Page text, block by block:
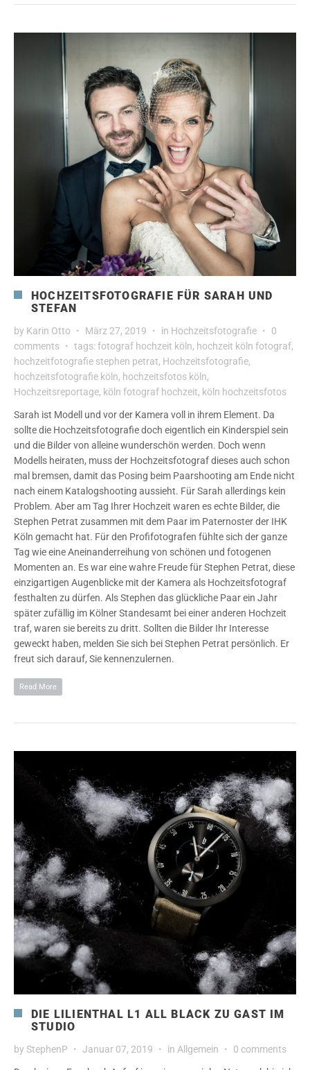
HOCHZEITSFOTOGRAFIE FÜR SARAH UND
STEFAN
by Karin Otto März 27, 2019 in Hochzeitsfotografie
0
comments
tags:fotograf hochzeit köln, hochzeit köln fotograf,
hochzeitfotografie stephen petrat, Hochzeitsfotografie,
hochzeitsfotografie köln, hochzeitsfotos köln,
Hochzeitsreportage, köln fotograf hochzeit, köln hochzeitsfotos
Sarah ist Modell und vor der Kamera voll in ihrem Element. Da
sollte die Hochzeitsfotografie doch eigentlich ein Kinderspiel sein
und die Bilder von alleine wunderschön werden. Doch wenn
Modells heiraten, muss der Hochzeitsfotograf dieses auch schon
mal bremsen, damit das Posing beim Paarshooting am Ende nicht
nach einem Katalogshooting aussieht. Für Sarah allerdings kein
Problem. Aber am Tag Ihrer Hochzeit waren es echte Bilder, die
Stephen Petrat zusammen mit dem Paar im Paternoster der IHK
Köln gemacht hat. Für den Profifotografen fühlte sich der ganze
Tag wie eine Aneinanderreihung von schönen und fotogenen
Momenten an. Es war eine wahre Freude für Stephen Petrat, diese
einzigartigen Augenblicke mit der Kamera als Hochzeitsfotograf
festhalten zu dürfen. Als Stephen das glückliche Paar ein Jahr
später zufällig im Kölner Standesamt bei einer anderen Hochzeit
traf, waren sie bereits zu dritt. Sollten die Bilder Ihr Interesse
geweckt haben, melden Sie sich bei Stephen Petrat persönlich. Er
freut sich darauf, Sie kennenzulernen.
Read More
DIE LILIENTHAL L1 ALL BLACK ZU GAST IM
STUDIO
by StephenP Januar 07, 2019 in Allgemein 0 comments